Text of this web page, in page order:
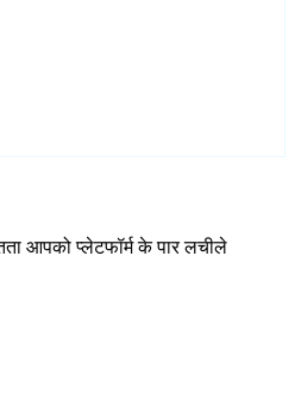
आपको प्लेटफॉर्म के पार लचीले